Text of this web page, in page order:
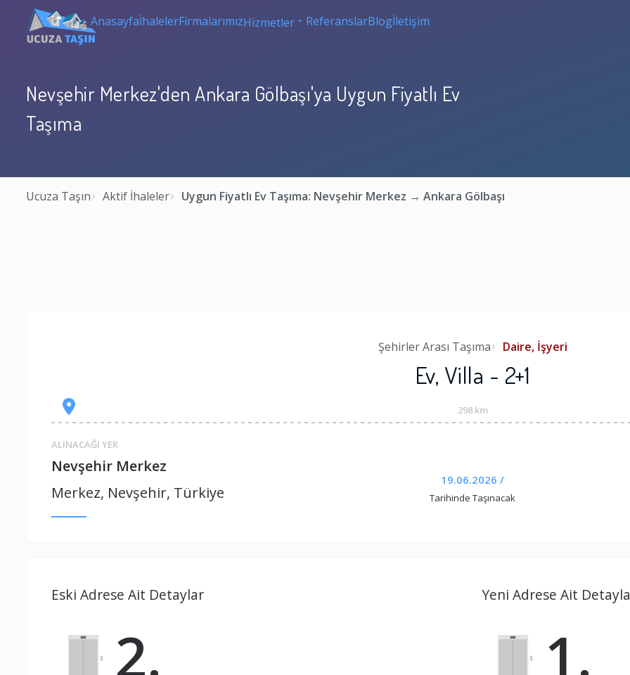
AnasayfaİhalelerFirmalarımızHizmetler ReferanslarBlogİletişim
Nevşehir Merkez'den Ankara Gölbaşı'ya Uygun Fiyatlı Ev
Taşıma
Ucuza Taşın Aktif İhaleler Uygun Fiyatlı Ev Taşıma: Nevşehir Merkez → Ankara Gölbaşı
Şehirler Arası Taşıma Daire, İşyeri
Ev, Villa - 2+1
298 km
ALINACAĞI YER
Nevşehir Merkez
Merkez, Nevşehir, Türkiye
19.06.2026 /
Tarihinde Taşınacak
Eski Adrese Ait Detaylar
2.
Yeni Adrese Ait
1.